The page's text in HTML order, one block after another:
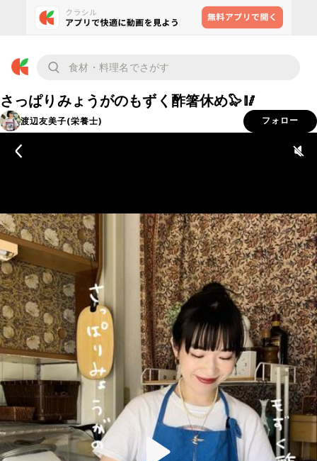
さっぱりみょうがのもずく酢箸休め🦭🥢
渡辺友美子(栄養士) フォロー